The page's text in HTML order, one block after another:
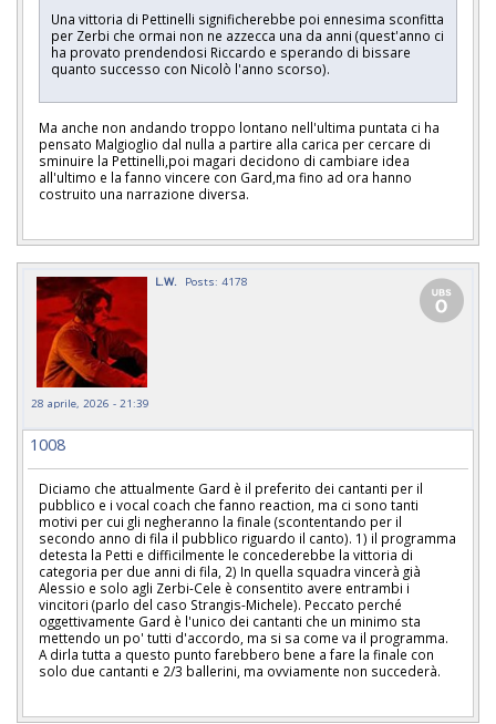
Una vittoria di Pettinelli significherebbe poi ennesima sconfitta
per Zerbi che ormai non ne azzecca una da anni (quest'anno ci
ha provato prendendosi Riccardo e sperando di bissare
quanto successo con Nicolò l'anno scorso).
Ma anche non andando troppo lontano nell'ultima puntata ci ha
pensato Malgioglio dal nulla a partire alla carica per cercare di
sminuire la Pettinelli,poi magari decidono di cambiare idea
all'ultimo e la fanno vincere con Gard,ma fino ad ora hanno
costruito una narrazione diversa.
L.W. Posts: 4178
28 aprile, 2026 - 21:39
1008
Diciamo che attualmente Gard è il preferito dei cantanti per il
pubblico e i vocal coach che fanno reaction, ma ci sono tanti
motivi per cui gli negheranno la finale (scontentando per il
secondo anno di fila il pubblico riguardo il canto). 1) il programma
detesta la Petti e difficilmente le concederebbe la vittoria di
categoria per due anni di fila, 2) In quella squadra vincerà già
Alessio e solo agli Zerbi-Cele è consentito avere entrambi i
vincitori (parlo del caso Strangis-Michele). Peccato perché
oggettivamente Gard è l'unico dei cantanti che un minimo sta
mettendo un po' tutti d'accordo, ma si sa come va il programma.
A dirla tutta a questo punto farebbero bene a fare la finale con
solo due cantanti e 2/3 ballerini, ma ovviamente non succederà.